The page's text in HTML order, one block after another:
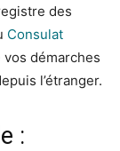
des
Consulat
vos démarches
l’étranger.
: